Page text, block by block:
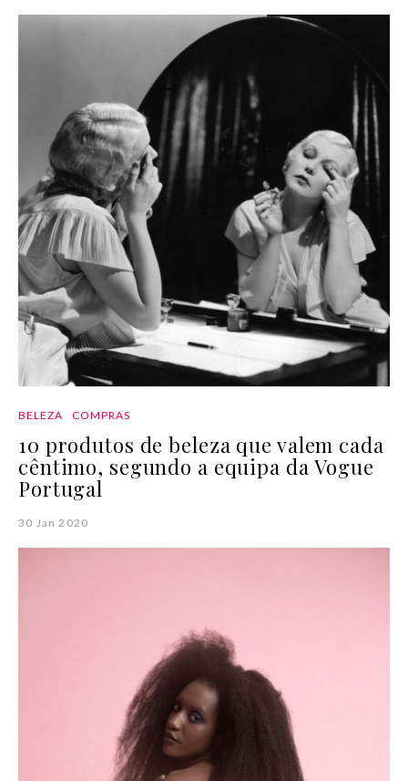
BELEZA COMPRAS
10 produtos de beleza que valem cada
cêntimo, segundo a equipa da Vogue
Portugal
30 Jan 2020